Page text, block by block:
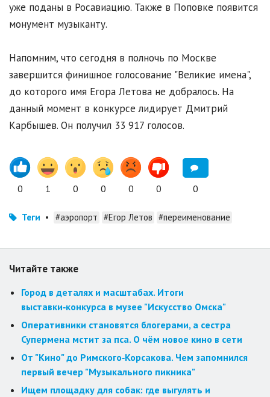
уже поданы в Росавиацию. Также в Поповке появится
монумент музыканту.
Напомним, что сегодня в полночь по Москве
завершится финишное голосование "Великие имена",
до которого имя Егора Летова не добралось. На
данный момент в конкурсе лидирует Дмитрий
Карбышев. Он получил 33 917 голосов.
0 1 0 0 0 0 0
Теги • #аэропорт #Егор Летов #переименование
Читайте также
Город в деталях и масштабах. Итоги
выставки‑конкурса в музее "Искусство Омска"
Оперативники становятся блогерами, а сестра
Супермена мстит за пса. О чём новое кино в сети
От "Кино" до Римского‑Корсакова. Чем запомнился
первый вечер "Музыкального пикника"
Ищем площадку для собак: где выгулять и